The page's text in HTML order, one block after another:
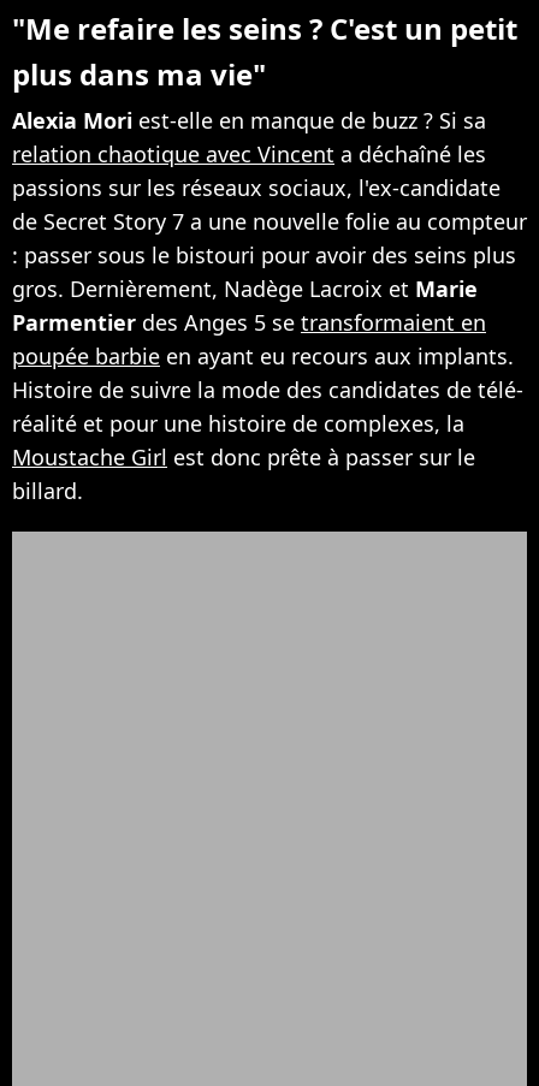
"Me refaire les seins ? C'est un petit
plus dans ma vie"
Alexia Mori est-elle en manque de buzz ? Si sa
relation chaotique avec Vincent a déchaîné les
passions sur les réseaux sociaux, l'ex-candidate
de Secret Story 7 a une nouvelle folie au compteur
: passer sous le bistouri pour avoir des seins plus
gros. Dernièrement, Nadège Lacroix et Marie
Parmentier des Anges 5 se transformaient en
poupée barbie en ayant eu recours aux implants.
Histoire de suivre la mode des candidates de télé-
réalité et pour une histoire de complexes, la
Moustache Girl est donc prête à passer sur le
billard.